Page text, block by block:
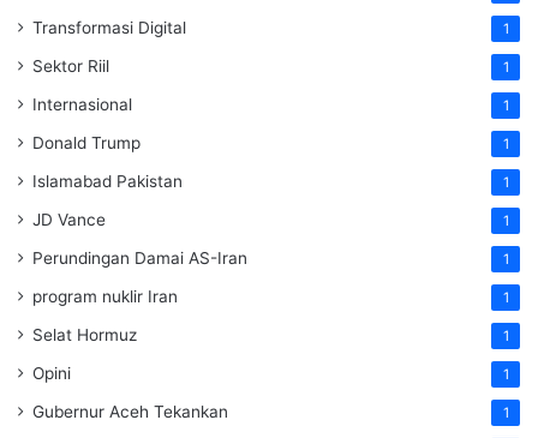
Transformasi Digital 1
Sektor Riil 1
Internasional 1
Donald Trump 1
Islamabad Pakistan 1
JD Vance 1
Perundingan Damai AS-Iran 1
program nuklir Iran 1
Selat Hormuz 1
Opini 1
Gubernur Aceh Tekankan 1